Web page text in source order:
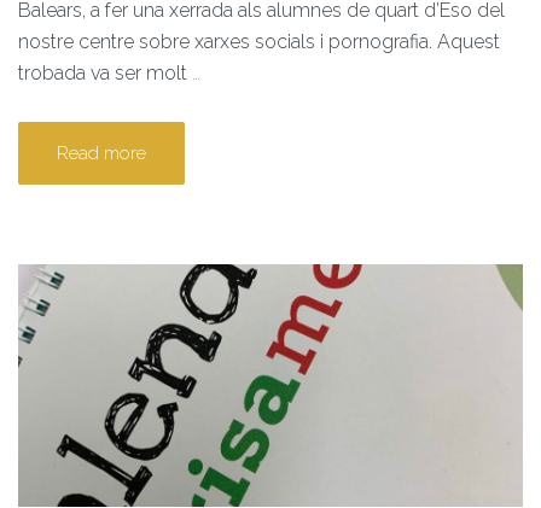
Balears, a fer una xerrada als alumnes de quart d’Eso del
nostre centre sobre xarxes socials i pornografia. Aquest
trobada va ser molt …
Read more